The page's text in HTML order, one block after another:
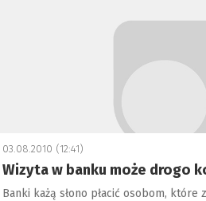
03.08.2010 (12:41)
Wizyta w banku może drogo
Banki każą słono płacić osobom,